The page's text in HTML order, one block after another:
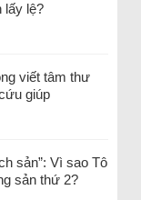
lấy lệ?
viết tâm thư
giúp
sản”: Vì sao Tô
sản thứ 2?